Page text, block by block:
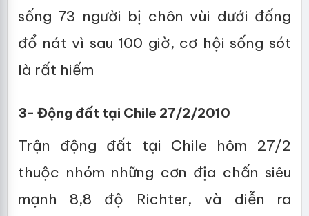
sống 73 người bị chôn vùi dưới đống
đổ nát vì sau 100 giờ, cơ hội sống sót
là rất hiếm
3- Động đất tại Chile 27/2/2010
Trận động đất tại Chile hôm 27/2
thuộc nhóm những cơn địa chấn siêu
mạnh 8,8 độ Richter, và diễn ra